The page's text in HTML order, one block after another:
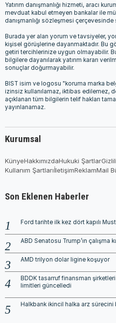
Yatırım danışmanlığı hizmeti, aracı
mevduat kabul etmeyen bankalar ile
danışmanlığı sözleşmesi çerçevesinde
Burada yer alan yorum ve tavsiyeler,
kişisel görüşlerine dayanmaktadır. Bu
getiri tercihlerinize uygun olmayabilir.
bilgilere dayanılarak yatırım kararı
sonuçlar doğurmayabilir.
BIST isim ve logosu "koruma marka
izinsiz kullanılamaz, iktibas edilemez,
açıklanan tüm bilgilerin telif hakları
yayınlanamaz.
Kurumsal
KünyeHakkımızdaHukuki Şartlar
Kullanım ŞartlarıİletişimReklamMail
Son Eklenen Haberler
Ford tarihte ilk kez dört kapılı
ABD Senatosu Trump’ın çalışma
AMD trilyon dolar ligine koşuyor
BDDK tasarruf finansman şirketleri
limitleri güncelledi
Halkbank ikincil halka arz sürecini